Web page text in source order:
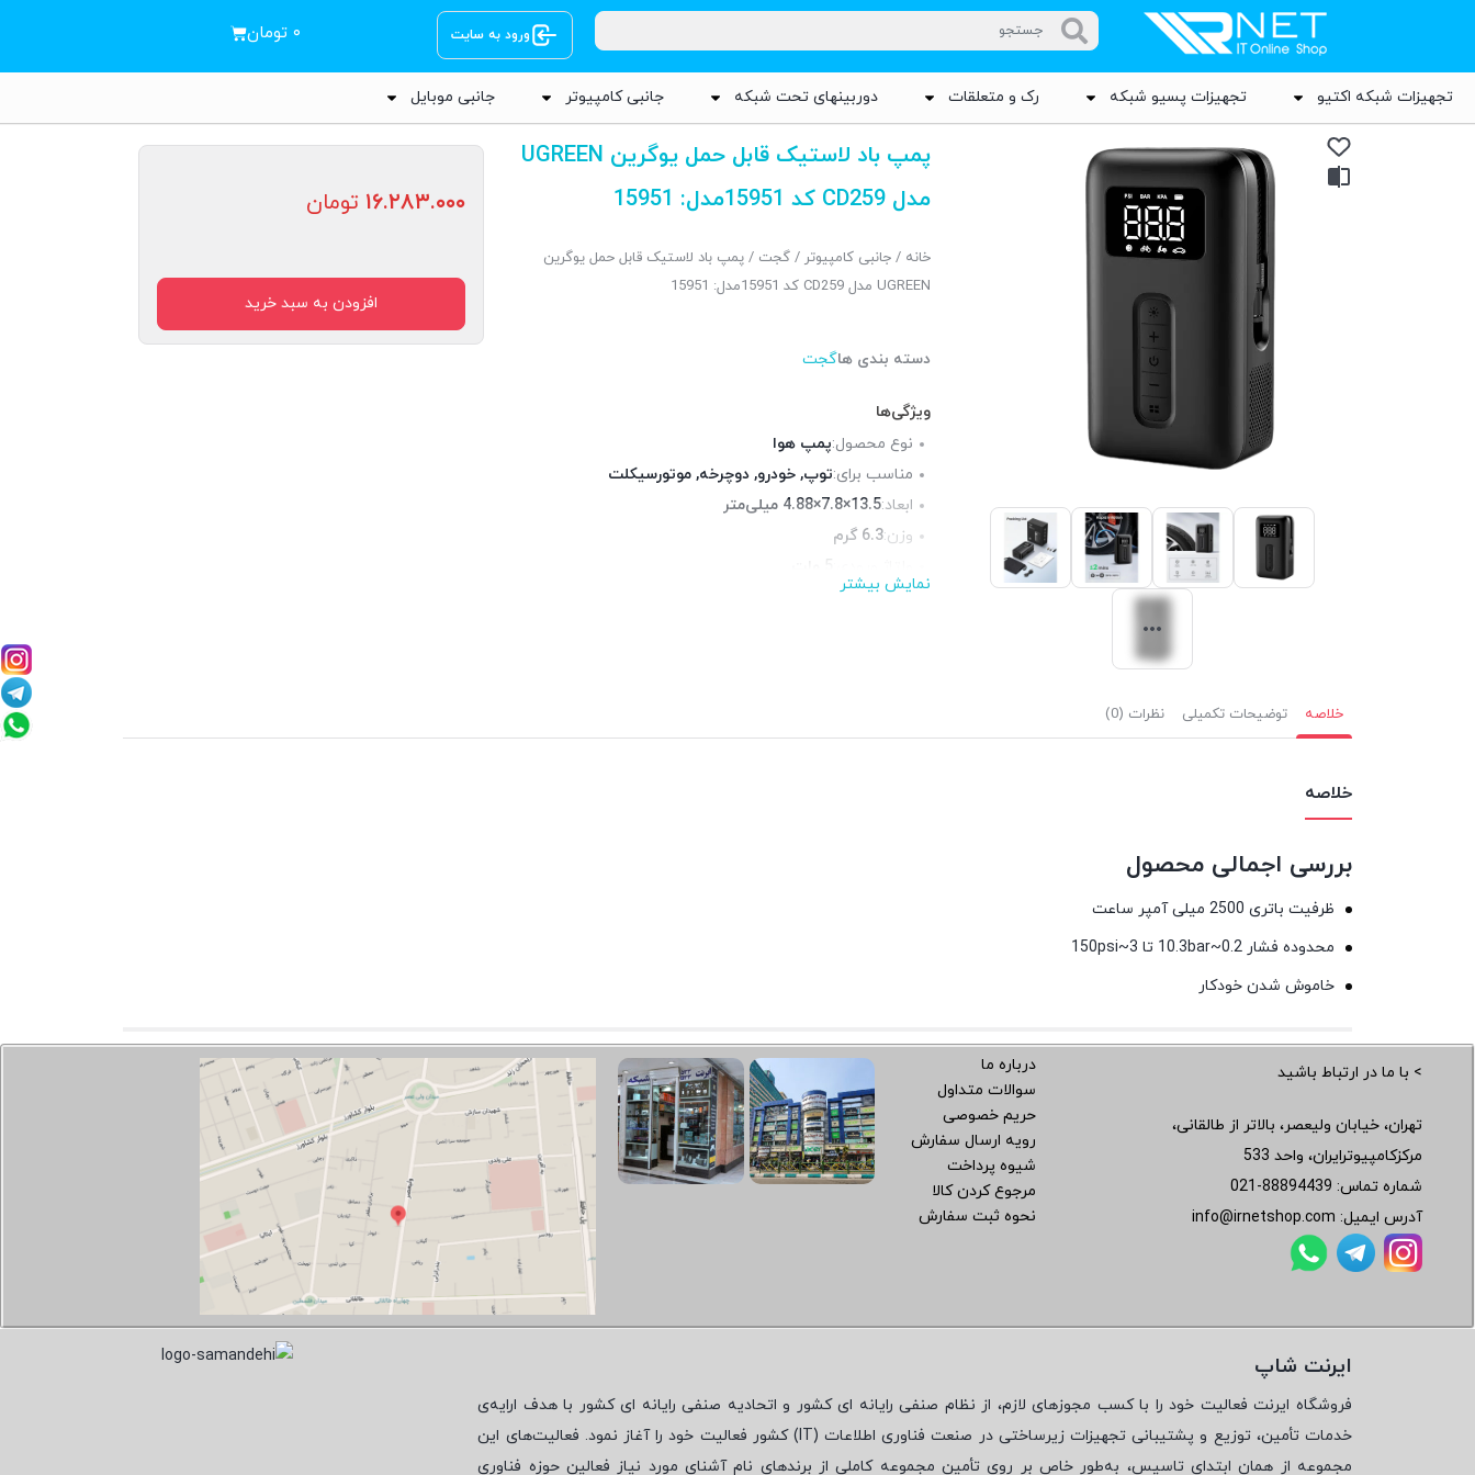
ورود به سایت ۰ تومان
تجهیزات شبکه اکتیو تجهیزات پسیو شبکه رک و متعلقات دوربینهای تحت شبکه جانبی کامپیوتر جانبی موبایل
پمپ باد لاستیک قابل حمل یوگرین UGREEN
مدل CD259 کد 15951مدل: 15951
خانه /جانبی کامپیوتر /گجت / پمپ باد لاستیک قابل حمل یوگرین
UGREEN مدل CD259 کد 15951مدل: 15951
دسته بندی هاگجت
ویژگی‌ها
نوع محصول:پمپ هوا
مناسب برای:توپ, خودرو, دوچرخه, موتورسیکلت
ابعاد:13.5×7.8×4.88 میلی‌متر
وزن:6.3 گرم
5 ولت
شدت جریان ورودی:
نمایش بیشتر
۱۶.۲۸۳.۰۰۰ تومان
افزودن به سبد خرید
خلاصه توضیحات تکمیلی نظرات (0)
خلاصه
بررسی اجمالی محصول
ظرفیت باتری 2500 میلی آمپر ساعت
محدوده فشار 0.2~10.3bar تا 3~150psi
خاموش شدن خودکار
> با ما در ارتباط باشید
تهران، خیابان ولیعصر، بالاتر از طالقانی،
مرکزکامپیوترایران، واحد 533
شماره تماس: 021-88894439
آدرس ایمیل: info@irnetshop.com
درباره ما
سوالات متداول
حریم خصوصی
رویه ارسال سفارش
شیوه پرداخت
مرجوع کردن کالا
نحوه ثبت سفارش
ایرنت شاپ
فروشگاه ایرنت فعالیت خود را با کسب مجوزهای لازم، از نظام صنفی رایانه ای کشور و اتحادیه صنفی رایانه ای کشور با هدف ارایه‌ی
خدمات تأمین، توزیع و پشتیبانی تجهیزات زیرساختی در صنعت فناوری اطلاعات ( IT) کشور فعالیت خود را آغاز نمود. فعالیت‌های این
مجموعه از همان ابتدای تاسیس، به‌طور خاص بر روی تأمین مجموعه کاملی از برندهای نام آشنای مورد نیاز فعالین حوزه فناوری